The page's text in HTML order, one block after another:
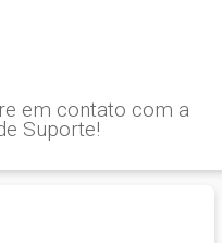
em contato com a
Suporte!